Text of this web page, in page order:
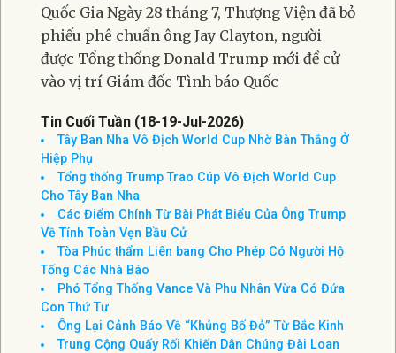
Quốc Gia Ngày 28 tháng 7, Thượng Viện đã bỏ
phiếu phê chuẩn ông Jay Clayton, người
được Tổng thống Donald Trump mới đề cử
vào vị trí Giám đốc Tình báo Quốc
Tin Cuối Tuần (18-19-Jul-2026)
Tây Ban Nha Vô Địch World Cup Nhờ Bàn Thắng Ở
Hiệp Phụ
Tổng thống Trump Trao Cúp Vô Địch World Cup
Cho Tây Ban Nha
Các Điểm Chính Từ Bài Phát Biểu Của Ông Trump
Về Tính Toàn Vẹn Bầu Cử
Tòa Phúc thẩm Liên bang Cho Phép Có Người Hộ
Tống Các Nhà Báo
Phó Tổng Thống Vance Và Phu Nhân Vừa Có Đứa
Con Thứ Tư
Ông Lại Cảnh Báo Về “Khủng Bố Đỏ” Từ Bắc Kinh
Trung Cộng Quấy Rối Khiến Dân Chúng Đài Loan